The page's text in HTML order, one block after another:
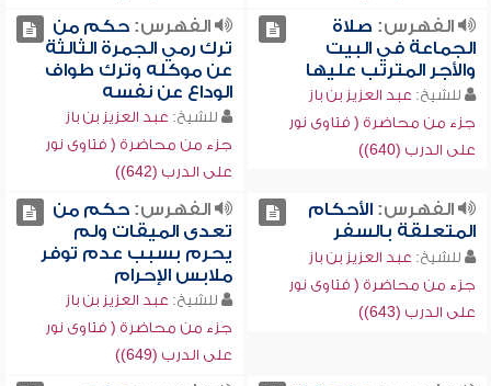
الفهرس: صلاة
الجماعة في البيت
والأجر المترتب عليها
للشيخ: عبد العزيز بن باز
جزء من محاضرة ( فتاوى نور
على الدرب (640))
الفهرس:حكم من
ترك رمي الجمرة الثالثة
عن موكله وترك طواف
الوداع عن نفسه
للشيخ: عبد العزيز بن باز
جزء من محاضرة ( فتاوى نور
على الدرب (642))
الفهرس:الأحكام
المتعلقة بالسفر
للشيخ: عبد العزيز بن باز
جزء من محاضرة ( فتاوى نور
على الدرب (643))
الفهرس:حكم من
تعدى الميقات ولم
يحرم بسبب عدم توفر
ملابس الإحرام
للشيخ: عبد العزيز بن باز
جزء من محاضرة ( فتاوى نور
على الدرب (649))